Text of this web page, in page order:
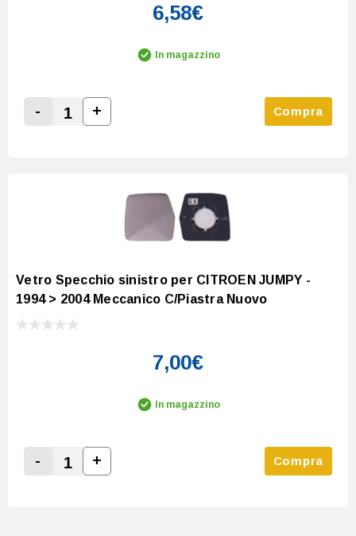
6,58€
In magazzino
Decrease Quantity:
-
Increase Quantity:
+ Compra
Vetro Specchio sinistro per CITROEN JUMPY -
1994 > 2004 Meccanico C/Piastra Nuovo
7,00€
In magazzino
Decrease Quantity:
-
Increase Quantity:
+ Compra